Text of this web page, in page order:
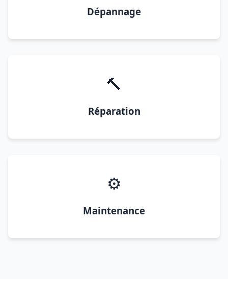
Dépannage
🔨
Réparation
⚙️
Maintenance